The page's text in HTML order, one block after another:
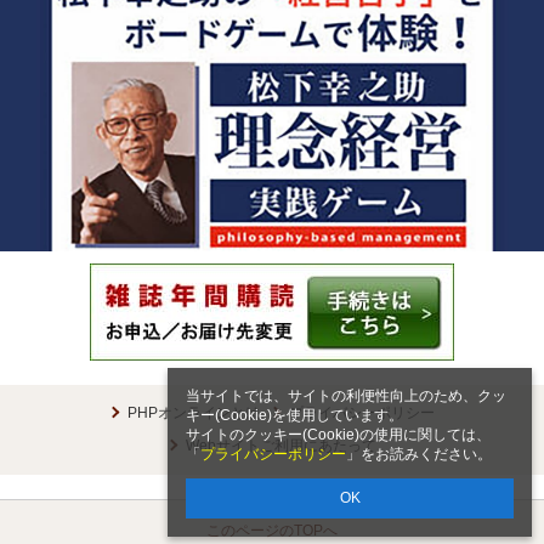
当サイトでは、サイトの利便性向上のため、クッ
キー(Cookie)を使用しています。
サイトのクッキー(Cookie)の使用に関しては、
「 プライバシーポリシー 」をお読みください。
OK
PHPオンラインとは
プライバシーポリシー
Webサイトご利用にあたって
このページのTOPへ